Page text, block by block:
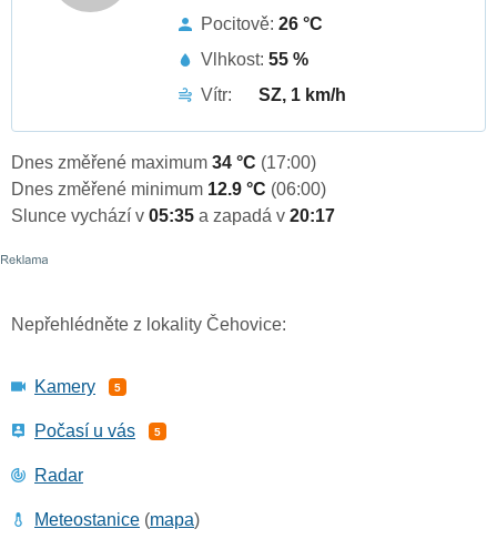
Pocitově: 26 °C
Vlhkost: 55 %
Vítr:
SZ, 1 km/h
Dnes změřené maximum 34 °C (17:00)
Dnes změřené minimum 12.9 °C (06:00)
Slunce vychází v 05:35 a zapadá v 20:17
Nepřehlédněte z lokality Čehovice:
Kamery 5
Počasí u vás 5
Radar
Meteostanice (mapa)